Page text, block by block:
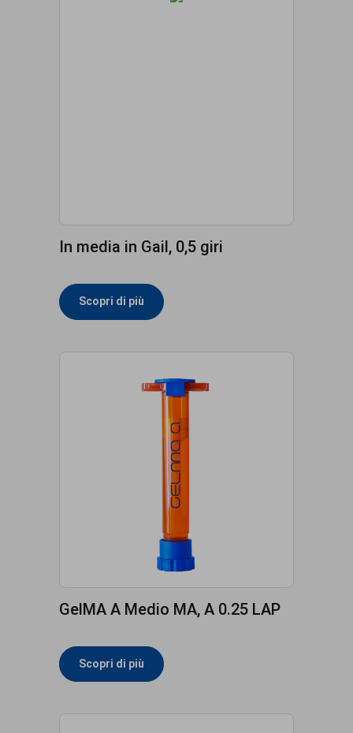
In media in Gail, 0,5 giri
Scopri di più
GelMA A Medio MA, A 0.25 LAP
Scopri di più